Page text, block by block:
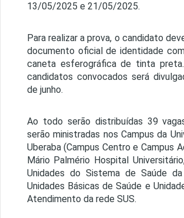
13/05/2025 e 21/05/2025.
Para realizar a prova, o candidato
documento oficial de identidade
caneta esferográfica de tinta
candidatos convocados será
de junho.
Ao todo serão distribuídas 39
serão ministradas nos Campus da
Uberaba (Campus Centro e Campus
Mário Palmério Hospital
Unidades do Sistema de Saúde da
Unidades Básicas de Saúde e
Atendimento da rede SUS.